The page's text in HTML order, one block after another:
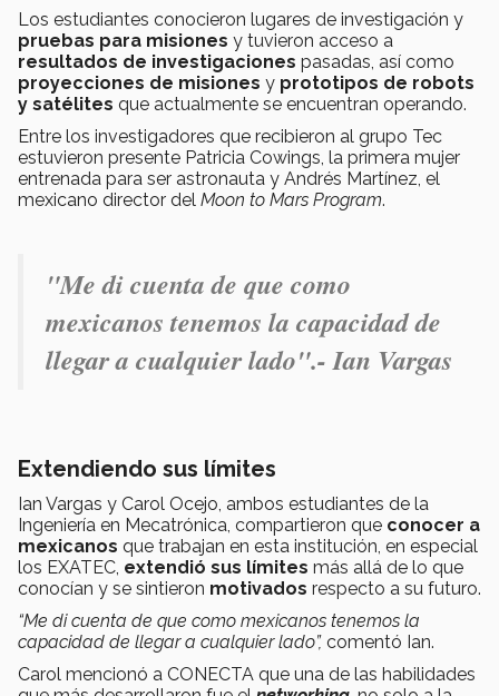
Los estudiantes conocieron lugares de investigación y
pruebas para misiones y tuvieron acceso a
resultados de investigaciones pasadas, así como
proyecciones de misiones y prototipos de robots
y satélites que actualmente se encuentran operando.
Entre los investigadores que recibieron al grupo Tec
estuvieron presente Patricia Cowings, la primera mujer
entrenada para ser astronauta y Andrés Martínez, el
mexicano director del Moon to Mars Program.
"Me di cuenta de que como
mexicanos tenemos la capacidad de
llegar a cualquier lado".- Ian Vargas
Extendiendo sus límites
Ian Vargas y Carol Ocejo, ambos estudiantes de la
Ingeniería en Mecatrónica, compartieron que conocer a
mexicanos que trabajan en esta institución, en especial
los EXATEC, extendió sus límites más allá de lo que
conocían y se sintieron motivados respecto a su futuro.
“Me di cuenta de que como mexicanos tenemos la
capacidad de llegar a cualquier lado”, comentó Ian.
Carol mencionó a CONECTA que una de las habilidades